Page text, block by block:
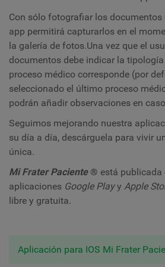
Con sólo fotografiar los
app permitirá capturarlos en el
la galería de fotos.Una vez que el
documentos debe indicar la
proceso médico corresponde (por
seleccionado el último proceso
podrán añadir observaciones en
Seguimos mejorando nuestra
su día a día, descárguela para vivir
única.
Mi Frater Paciente ® está publicada
aplicaciones Google Playy Apple
libre y gratuita.
Aplicación para IOS Mi Frater